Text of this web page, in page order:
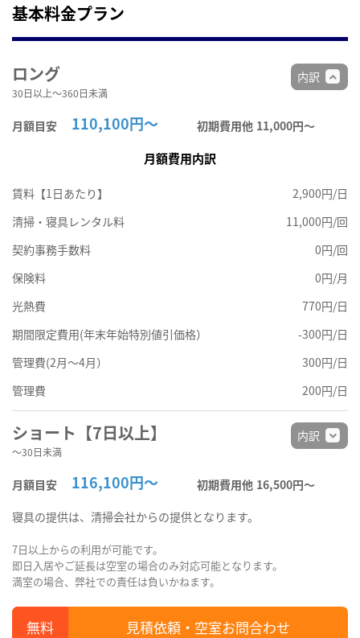
基本料金プラン
ロング
30日以上～360日未満
月額目安 110,100円～ 初期費用他 11,000円〜
内訳
月額費用内訳
賃料【1日あたり】
2,900円/日
清掃・寝具レンタル料
11,000円/回
契約事務手数料
0円/回
保険料
0円/月
光熱費
770円/日
期間限定費用(年末年始特別値引価格）
-300円/日
管理費(2月～4月）
300円/日
管理費
200円/日
ショート【7日以上】
～30日未満
月額目安 116,100円～ 初期費用他 16,500円〜
内訳
寝具の提供は、清掃会社からの提供となります。
7日以上からの利用が可能です。
即日入居やご延長は空室の場合のみ対応可能となります。
満室の場合、弊社での責任は負いかねます。
見積依頼・空室お問合わせ